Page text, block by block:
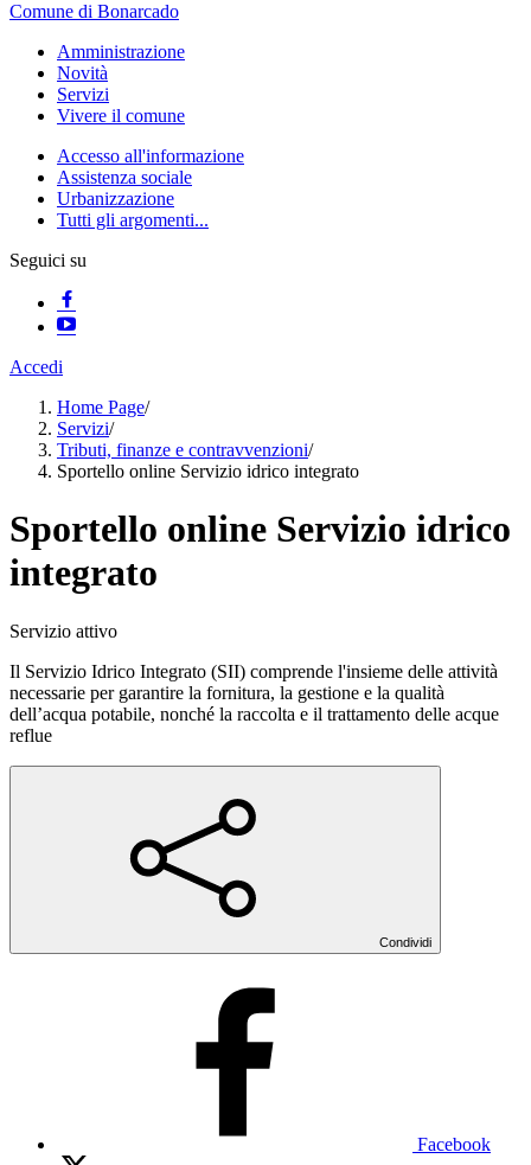
Comune di Bonarcado
Amministrazione
Novità
Servizi
Vivere il comune
Accesso all'informazione
Assistenza sociale
Urbanizzazione
Tutti gli argomenti...
Seguici su
Accedi
Home Page/
Servizi/
Tributi, finanze e contravvenzioni/
Sportello online Servizio idrico integrato
Sportello online Servizio idrico
integrato
Servizio attivo
Il Servizio Idrico Integrato (SII) comprende l'insieme delle attività
necessarie per garantire la fornitura, la gestione e la qualità
dell’acqua potabile, nonché la raccolta e il trattamento delle acque
reflue
Condividi
Facebook